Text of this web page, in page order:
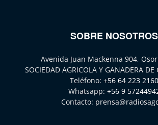
SOBRE NOSOTROS
Avenida Juan Mackenna 904,
SOCIEDAD AGRICOLA Y GANADERA DE
Teléfono: +56 64 223 2160
Whatsapp: +56 9
Contacto: